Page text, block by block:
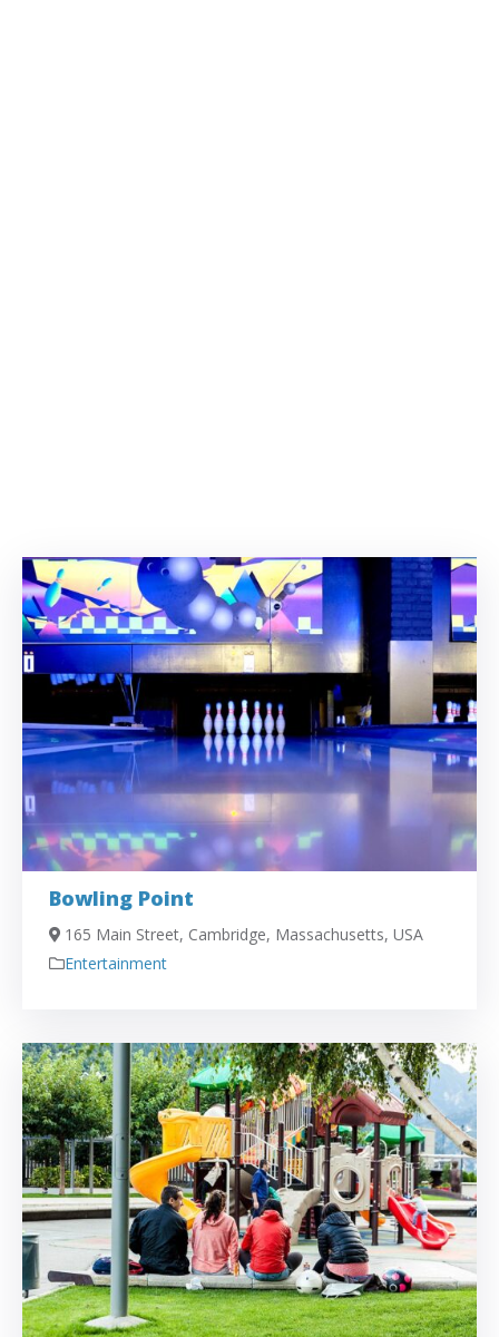
Bowling Point
165 Main Street, Cambridge, Massachusetts, USA
Entertainment